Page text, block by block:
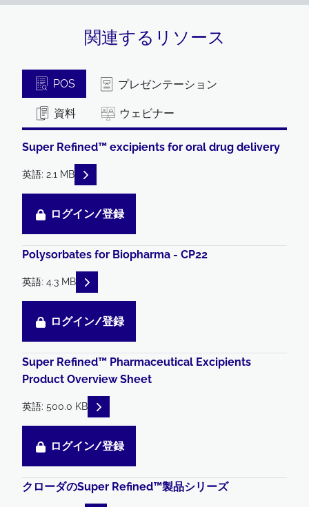
関連するリソース
POS プレゼンテーション
資料 ウェビナー
Super Refined™ excipients for oral drug delivery
英語: 2.1 MB READ DESCRIPTIONS
ログイン/登録
Polysorbates for Biopharma - CP22
英語: 4.3 MB READ DESCRIPTIONS
ログイン/登録
Super Refined™ Pharmaceutical Excipients
Product Overview Sheet
英語: 500.0 KB READ DESCRIPTIONS
ログイン/登録
クローダのSuper Refined™製品シリーズ